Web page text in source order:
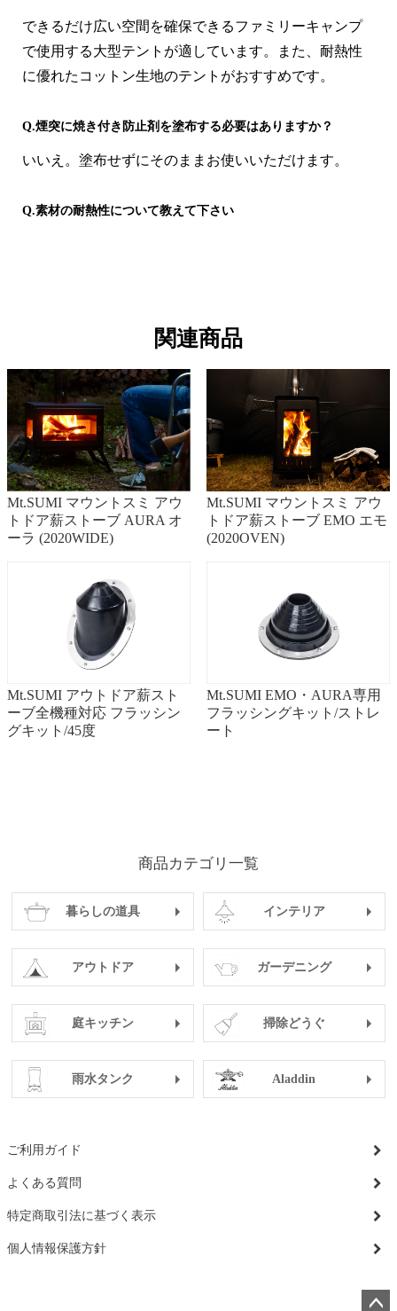
できるだけ広い空間を確保できるファミリーキャンプ
で使用する大型テントが適しています。また、耐熱性
に優れたコットン生地のテントがおすすめです。
Q.煙突に焼き付き防止剤を塗布する必要はありますか？
いいえ。塗布せずにそのままお使いいただけます。
Q.素材の耐熱性について教えて下さい
関連商品
Mt.SUMI マウントスミ アウ
トドア薪ストーブ AURA オ
ーラ (2020WIDE)
Mt.SUMI マウントスミ アウ
トドア薪ストーブ EMO エモ
(2020OVEN)
Mt.SUMI アウトドア薪スト
ーブ全機種対応 フラッシン
グキット/45度
Mt.SUMI EMO・AURA専用
フラッシングキット/ストレ
ート
商品カテゴリ一覧
暮らしの道具 インテリア
アウトドア ガーデニング
庭キッチン 掃除どうぐ
雨水タンク Aladdin
ご利用ガイド
よくある質問
特定商取引法に基づく表示
個人情報保護方針